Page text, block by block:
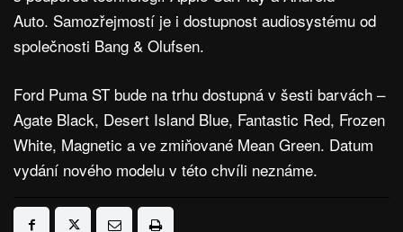
Auto. Samozřejmostí je i dostupnost audiosystému od
společnosti Bang & Olufsen.
Ford Puma ST bude na trhu dostupná v šesti barvách –
Agate Black, Desert Island Blue, Fantastic Red, Frozen
White, Magnetic a ve zmiňované Mean Green. Datum
vydání nového modelu v této chvíli neznáme.